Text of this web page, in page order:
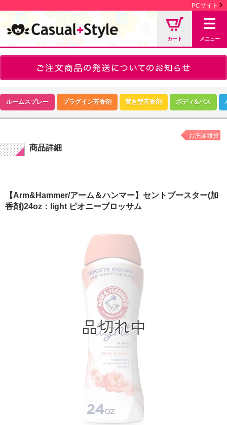
PCサイト
カート メニュー
ルームスプレー プラグイン芳香剤 置き型芳香剤 ボディ&バス
商品詳細
お洗濯雑貨
【Arm&Hammer/アーム＆ハンマー】セントブースター(加
香剤)24oz：light ピオニーブロッサム